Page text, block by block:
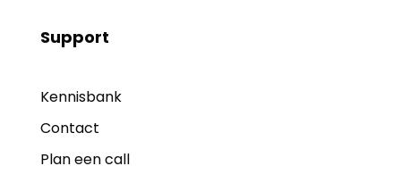
Support
Kennisbank
Contact
Plan een call